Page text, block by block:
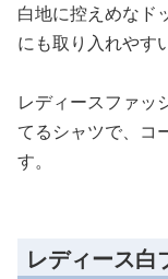
白地に控えめなド
にも取り入れやす
レディースファッ
てるシャツで、コ
す。
レディース白